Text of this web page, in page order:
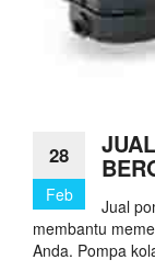
28
Feb
Jual
membantu
Anda. Pompa